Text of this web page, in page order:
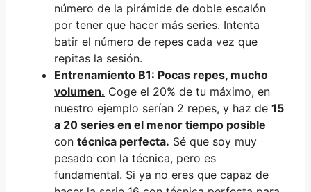
número de la pirámide de doble escalón
por tener que hacer más series. Intenta
batir el número de repes cada vez que
repitas la sesión.
Entrenamiento B1: Pocas repes, mucho
volumen. Coge el 20% de tu máximo, en
nuestro ejemplo serían 2 repes, y haz de 15
a 20 series en el menor tiempo posible
con técnica perfecta. Sé que soy muy
pesado con la técnica, pero es
fundamental. Si ya no eres que capaz de